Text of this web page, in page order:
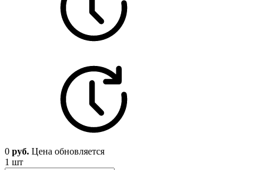
0 руб. Цена обновляется
1 шт